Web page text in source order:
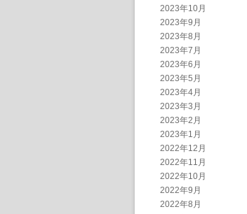
2023年10月
2023年9月
2023年8月
2023年7月
2023年6月
2023年5月
2023年4月
2023年3月
2023年2月
2023年1月
2022年12月
2022年11月
2022年10月
2022年9月
2022年8月